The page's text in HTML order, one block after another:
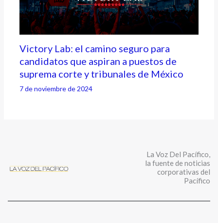
Victory Lab: el camino seguro para
candidatos que aspiran a puestos de
suprema corte y tribunales de México
7 de noviembre de 2024
La Voz Del Pacífico,
la fuente de noticias
corporativas del
Pacífico